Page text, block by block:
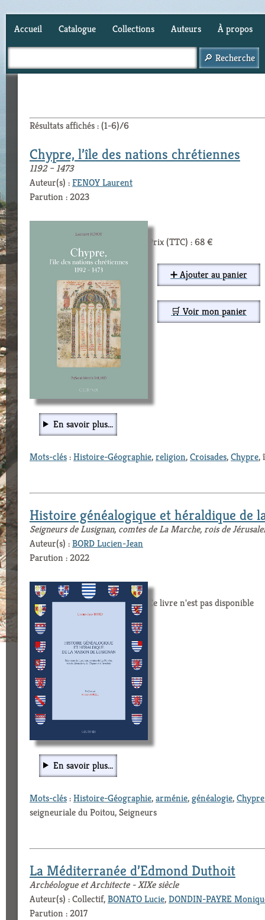
Accueil Catalogue Collections Auteurs À propos
Résultats affichés : (1-6)/6
Chypre, l’île des nations chrétiennes
1192 – 1473
Auteur(s) :FENOY Laurent
Parution : 2023
Prix (TTC) : 68 €
➕ Ajouter au panier
🛒 Voir mon panier
En savoir plus...
Mots-clés:Histoire-Géographie,religion,Croisades,Chypre,
Histoire généalogique et héraldique de
Seigneurs de Lusignan, comtes de La Marche, rois de
Auteur(s) :BORD Lucien-Jean
Parution : 2022
Ce livre n'est pas disponible
En savoir plus...
Mots-clés:Histoire-Géographie,arménie,généalogie,Chypre
seigneuriale du Poitou, Seigneurs
La Méditerranée d’Edmond Duthoit
Archéologue et Architecte - XIXe siècle
Auteur(s) : Collectif,BONATO Lucie,DONDIN-PAYRE
Parution : 2017